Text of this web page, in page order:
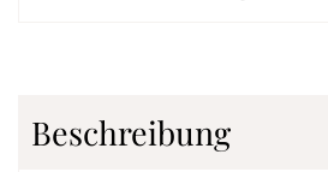
Beschreibung